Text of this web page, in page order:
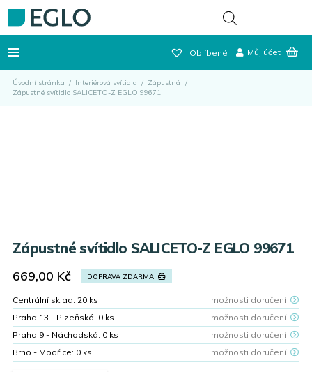
Oblíbené Můj účet
Úvodní stránka / Interiérová svítidla / Zápustná
/
Zápustné svítidlo SALICETO-Z EGLO 99671
Zápustné svítidlo SALICETO-Z EGLO 99671
669,00 Kč DOPRAVA ZDARMA
Centrální sklad: 20 ks
možnosti doručení
Praha 13 - Plzeňská: 0 ks
možnosti doručení
Praha 9 - Náchodská: 0 ks
možnosti doručení
Brno - Modřice: 0 ks možnosti doručení